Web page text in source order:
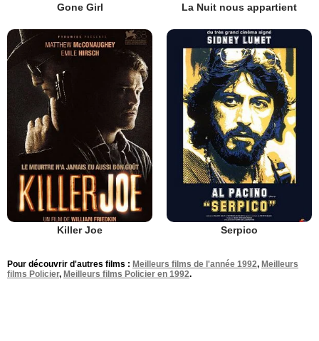
Gone Girl La Nuit nous appartient
Killer Joe Serpico
Pour découvrir d'autres films : Meilleurs films de l'année 1992, Meilleurs
films Policier, Meilleurs films Policier en 1992.